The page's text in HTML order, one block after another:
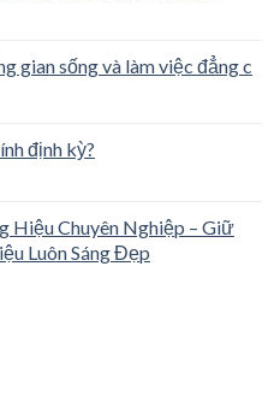
gian sống và làm việc đẳng c
định kỳ?
Hiệu Chuyên Nghiệp – Giữ
Luôn Sáng Đẹp